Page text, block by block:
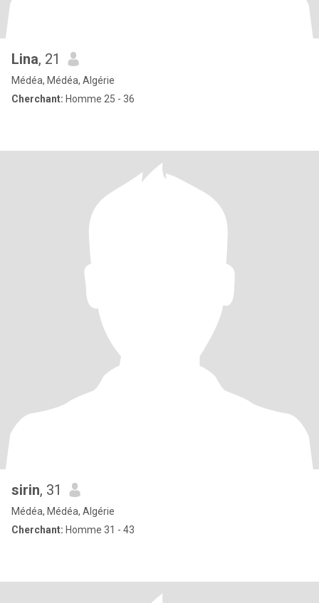
Lina, 21
Médéa, Médéa, Algérie
Cherchant: Homme 25 - 36
sirin, 31
Médéa, Médéa, Algérie
Cherchant: Homme 31 - 43